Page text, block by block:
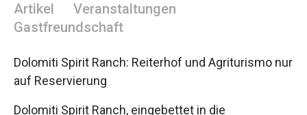
Artikel
Veranstaltungen
Gastfreundschaft
Dolomiti Spirit Ranch: Reiterhof und Agriturismo nur
auf Reservierung
Dolomiti Spirit Ranch, eingebettet in die